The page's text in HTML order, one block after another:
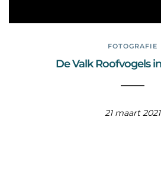
FOTOGRAFIE
De Valk Roofvogels
21 maart 2021